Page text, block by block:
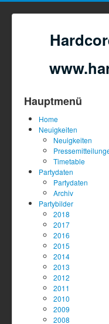
Hauptmenü
Home
Neuigkeiten
Neuigkeiten
Timetable
Partydaten
Partydaten
Archiv
Partybilder
2018
2017
2016
2015
2014
2013
2012
2011
2010
2009
2008